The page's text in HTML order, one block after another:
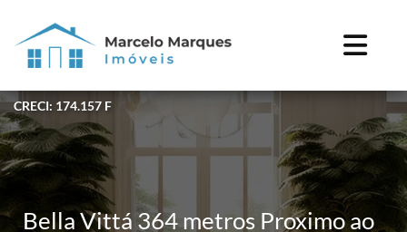
CRECI: 174.157 F
Bella Vittá 364 metros Proximo ao